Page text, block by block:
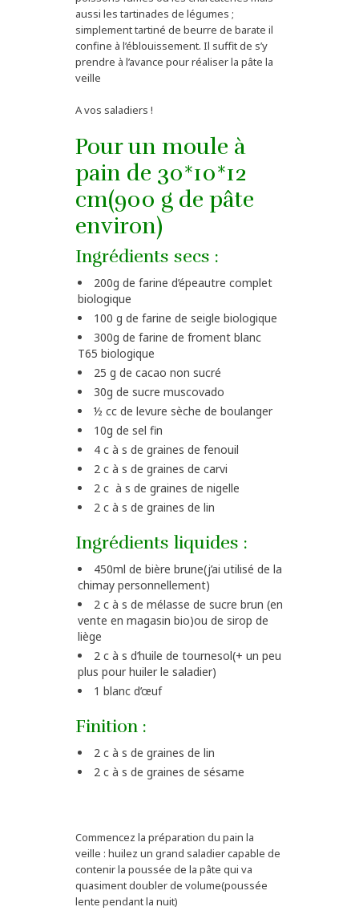
aussi les tartinades de légumes ;
simplement tartiné de beurre de barate il
confine à l’éblouissement. Il suffit de s’y
prendre à l’avance pour réaliser la pâte la
veille
A vos saladiers !
Pour un moule à
pain de 30*10*12
cm(900 g de pâte
environ)
Ingrédients secs :
200g de farine d’épeautre complet
biologique
100 g de farine de seigle biologique
300g de farine de froment blanc
T65 biologique
25 g de cacao non sucré
30g de sucre muscovado
½ cc de levure sèche de boulanger
10g de sel fin
4 c à s de graines de fenouil
2 c à s de graines de carvi
2 c à s de graines de nigelle
2 c à s de graines de lin
Ingrédients liquides :
450ml de bière brune(j’ai utilisé de la
chimay personnellement)
2 c à s de mélasse de sucre brun (en
vente en magasin bio)ou de sirop de
liège
2 c à s d’huile de tournesol(+ un peu
plus pour huiler le saladier)
1 blanc d’œuf
Finition :
2 c à s de graines de lin
2 c à s de graines de sésame
Commencez la préparation du pain la
veille : huilez un grand saladier capable de
contenir la poussée de la pâte qui va
quasiment doubler de volume(poussée
lente pendant la nuit)